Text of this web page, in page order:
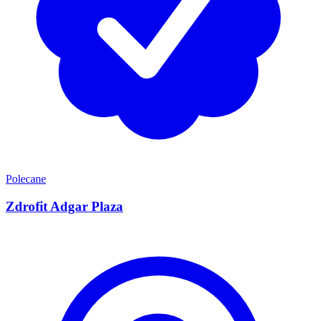
Polecane
Zdrofit Adgar Plaza